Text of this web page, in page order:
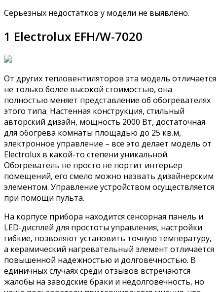
Серьезных недостатков у модели не выявлено.
1 Electrolux EFH/W-7020
От других тепловентиляторов эта модель отличается
не только более высокой стоимостью, она
полностью меняет представление об обогревателях
этого типа. Настенная конструкция, стильный
авторский дизайн, мощность 2000 Вт, достаточная
для обогрева комнаты площадью до 25 кв.м,
электронное управление – все это делает модель от
Electrolux в какой-то степени уникальной.
Обогреватель не просто не портит интерьер
помещений, его смело можно назвать дизайнерским
элементом. Управление устройством осуществляется
при помощи пульта.
На корпусе прибора находится сенсорная панель и
LED-дисплей для простоты управления, настройки
гибкие, позволяют установить точную температуру,
а керамический нагревательный элемент отличается
повышенной надежностью и долговечностью. В
единичных случаях среди отзывов встречаются
жалобы на заводские браки и недолговечность, но